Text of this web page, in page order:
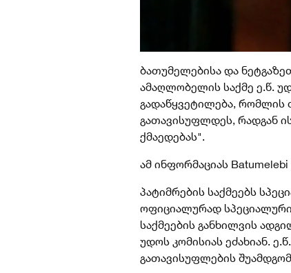
ბათუმელებისა და
ამაღლობელის საქმე ე.წ.
გადაწყვეტილება, რომლის
გათავისუფლდეს, რადგან
ქმაედებას".
ამ ინფორმაციას
პატიმრების საქმეებს
ოფიციალურად
საქმეების განხილვის
უდოს კომისიას ეძახიან.
გათავისუფლების